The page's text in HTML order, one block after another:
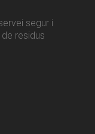
segur i
residus